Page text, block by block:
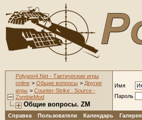
Polygon4.Net - Тактические игры
online > Общие вопросы > Другие
игры > Counter-Strike : Source -
ZombieMod
Общие вопросы. ZM
Имя
Пароль
Справка Пользователи Календарь Галерея